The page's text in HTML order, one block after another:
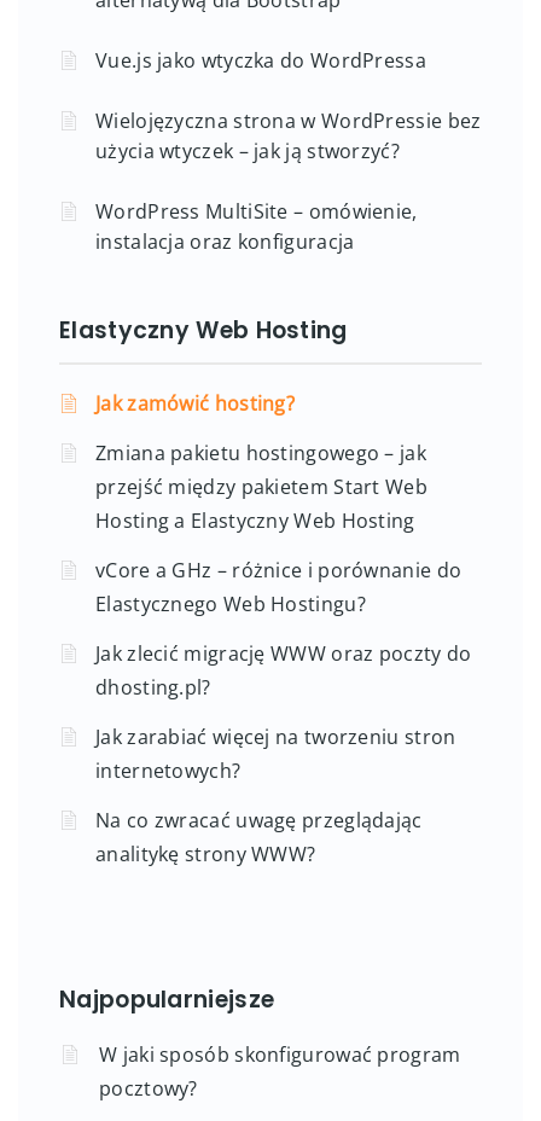
Vue.js jako wtyczka do WordPressa
Wielojęzyczna strona w WordPressie bez
użycia wtyczek – jak ją stworzyć?
WordPress MultiSite – omówienie,
instalacja oraz konfiguracja
Elastyczny Web Hosting
Jak zamówić hosting?
Zmiana pakietu hostingowego – jak
przejść między pakietem Start Web
Hosting a Elastyczny Web Hosting
vCore a GHz – różnice i porównanie do
Elastycznego Web Hostingu?
Jak zlecić migrację WWW oraz poczty do
dhosting.pl?
Jak zarabiać więcej na tworzeniu stron
internetowych?
Na co zwracać uwagę przeglądając
analitykę strony WWW?
Najpopularniejsze
W jaki sposób skonfigurować program
pocztowy?